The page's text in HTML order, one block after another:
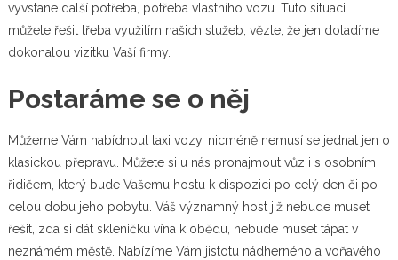
vyvstane další potřeba, potřeba vlastního vozu. Tuto situaci
můžete řešit třeba využitím našich služeb, vězte, že jen doladíme
dokonalou vizitku Vaší firmy.
Postaráme se o něj
Můžeme Vám nabídnout taxi vozy, nicméně nemusí se jednat jen o
klasickou přepravu. Můžete si u nás pronajmout vůz i s osobním
řidičem, který bude Vašemu hostu k dispozici po celý den či po
celou dobu jeho pobytu. Váš významný host již nebude muset
řešit, zda si dát skleničku vína k obědu, nebude muset tápat v
neznámém městě. Nabízíme Vám jistotu nádherného a voňavého